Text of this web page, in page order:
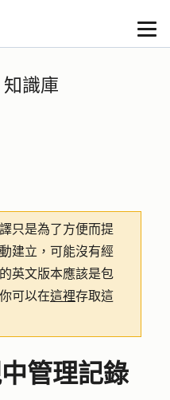
知識庫
只是為了方便而提
建立，可能沒有經
英文版本應該是包
可以在這裡存取這
管理記錄